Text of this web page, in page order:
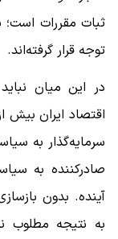
ثبات مقررات
توجه قرار گرفته‌اند.
در این میان
اقتصاد ایران بیش
سرمایه‌گذار به
صادرکننده به
آینده. بدون
به نتیجه مطلوب